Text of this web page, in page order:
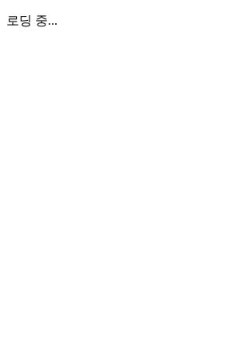
로딩 중...